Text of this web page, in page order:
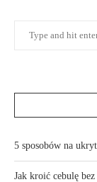
5 sposobów na
Jak kroić cebulę